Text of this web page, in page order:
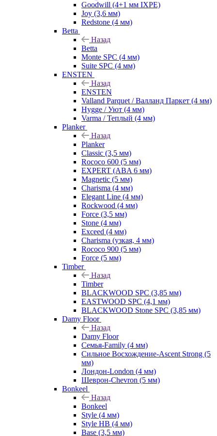
Goodwill (4+1 мм IXPE)
Joy (3,6 мм)
Redstone (4 мм)
Betta
Назад
Betta
Monte SPC (4 мм)
Suite SPC (4 мм)
ENSTEN
Назад
ENSTEN
Valland Parquet / Валланд Паркет (4 мм)
Hygge / Уют (4 мм)
Varma / Теплый (4 мм)
Planker
Назад
Planker
Classic (3,5 мм)
Rococo 600 (5 мм)
EXPERT (ABA 6 мм)
Magnetic (5 мм)
Charisma (4 мм)
Elegant Line (4 мм)
Rockwood (4 мм)
Force (3,5 мм)
Stone (4 мм)
Exceed (4 мм)
Charisma (узкая, 4 мм)
Rococo 900 (5 мм)
Force (5 мм)
Timber
Назад
Timber
BLACKWOOD SPC (3,85 мм)
EASTWOOD SPC (4,1 мм)
BLACKWOOD Stone SPC (3,85 мм)
Damy Floor
Назад
Damy Floor
Семья-Family (4 мм)
Сильное Восхождение-Ascent Strong (5
мм)
Лондон-London (4 мм)
Шеврон-Chevron (5 мм)
Bonkeel
Назад
Bonkeel
Style (4 мм)
Style HB (4 мм)
Base (3,5 мм)